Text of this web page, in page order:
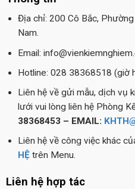
Địa chỉ: 200 Cô Bắc, Phường
Nam.
Email:
Hotline: 028 38368518 (giờ
Liên hệ về gửi mẫu, dịch vụ
lưới vui lòng liên hệ Phòng
38368453 – EMAIL:
Liên hệ về công việc khác
HỆtrên Menu.
Liên hệ hợp tác